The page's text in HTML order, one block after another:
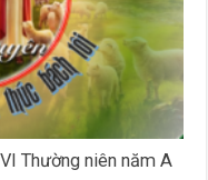
Thường niên năm A